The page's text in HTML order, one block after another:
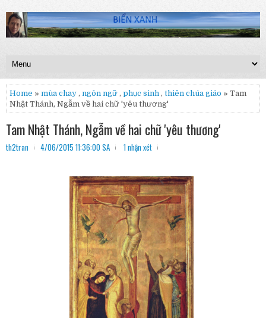
Home » mùa chay , ngôn ngữ , phục sinh , thiên chúa giáo » Tam
Nhật Thánh, Ngẫm về hai chữ 'yêu thương'
Tam Nhật Thánh, Ngẫm về hai chữ 'yêu thương'
th2tran 4/06/2015 11:36:00 SA 1 nhận xét